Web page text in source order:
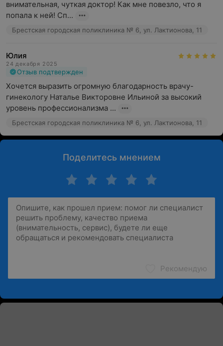
внимательная, чуткая доктор! Как мне повезло, что я
попала к ней! Сп...
Брестская городская поликлиника № 6, ул. Лактионова, 11
Юлия
24 декабря 2025
Отзыв подтвержден
Хочется выразить огромную благодарность врачу-
гинекологу Наталье Викторовне Ильиной за высокий
уровень профессионализма ...
Брестская городская поликлиника № 6, ул. Лактионова, 11
Поделитесь мнением
Рекомендую